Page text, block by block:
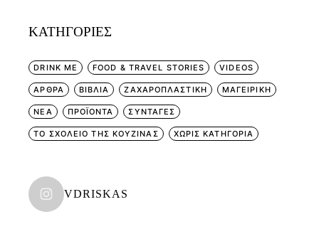
KΑΤΗΓΟΡΊΕΣ
DRINK ME FOOD & TRAVEL STORIES VIDEOS
ΑΡΘΡΑ ΒΙΒΛΙΑ ΖΑΧΑΡΟΠΛΑΣΤΙΚΗ ΜΑΓΕΙΡΙΚΗ
ΝΕΑ ΠΡΟΪΟΝΤΑ ΣΥΝΤΑΓΕΣ
ΤΟ ΣΧΟΛΕΙΟ ΤΗΣ ΚΟΥΖΙΝΑΣ ΧΩΡΊΣ ΚΑΤΗΓΟΡΊΑ
VDRISKAS